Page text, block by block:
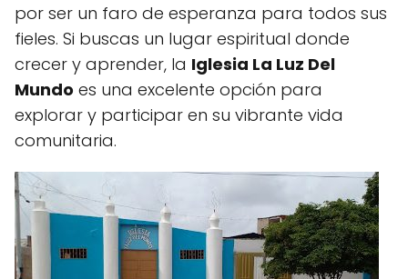
por ser un faro de esperanza para todos sus
fieles. Si buscas un lugar espiritual donde
crecer y aprender, la Iglesia La Luz Del
Mundo es una excelente opción para
explorar y participar en su vibrante vida
comunitaria.